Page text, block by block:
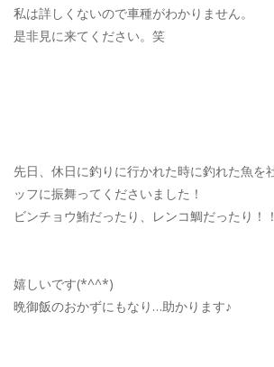
私は詳しくないので車種がわかりません。
是非見に来てください。笑
先日、休日に釣りに行かれた時に釣れた魚を
ッフに振舞ってくださいました！
ビンチョウ鮪だったり、レンコ鯛だったり！！
嬉しいです(*^^*)
晩御飯のおかずにもなり…助かります♪